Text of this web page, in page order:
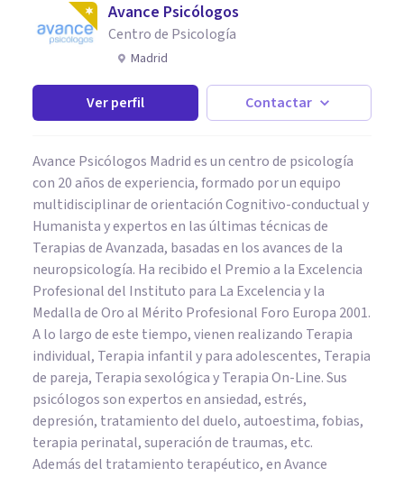
Avance Psicólogos
Centro de Psicología
Madrid
Ver perfil Contactar
Avance Psicólogos Madrid es un centro de psicología
con 20 años de experiencia, formado por un equipo
multidisciplinar de orientación Cognitivo-conductual y
Humanista y expertos en las últimas técnicas de
Terapias de Avanzada, basadas en los avances de la
neuropsicología. Ha recibido el Premio a la Excelencia
Profesional del Instituto para La Excelencia y la
Medalla de Oro al Mérito Profesional Foro Europa 2001.
A lo largo de este tiempo, vienen realizando Terapia
individual, Terapia infantil y para adolescentes, Terapia
de pareja, Terapia sexológica y Terapia On-Line. Sus
psicólogos son expertos en ansiedad, estrés,
depresión, tratamiento del duelo, autoestima, fobias,
terapia perinatal, superación de traumas, etc.
Además del tratamiento terapéutico, en Avance